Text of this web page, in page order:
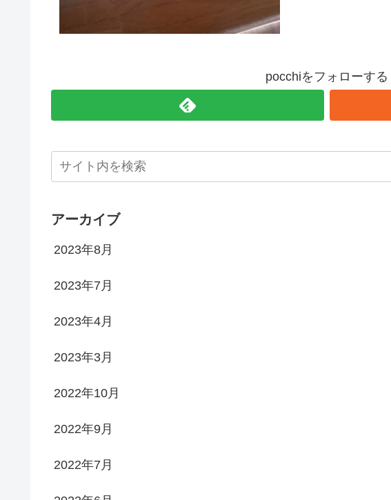
pocchiをフォローする
アーカイブ
2023年8月
2023年7月
2023年4月
2023年3月
2022年10月
2022年9月
2022年7月